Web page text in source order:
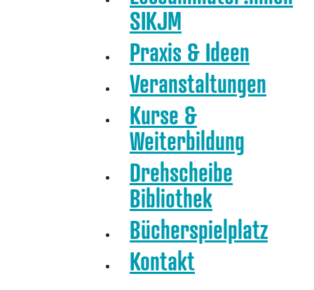
SIKJM
Praxis & Ideen
Veranstaltungen
Kurse &
Weiterbildung
Drehscheibe
Bibliothek
Bücherspielplatz
Kontakt